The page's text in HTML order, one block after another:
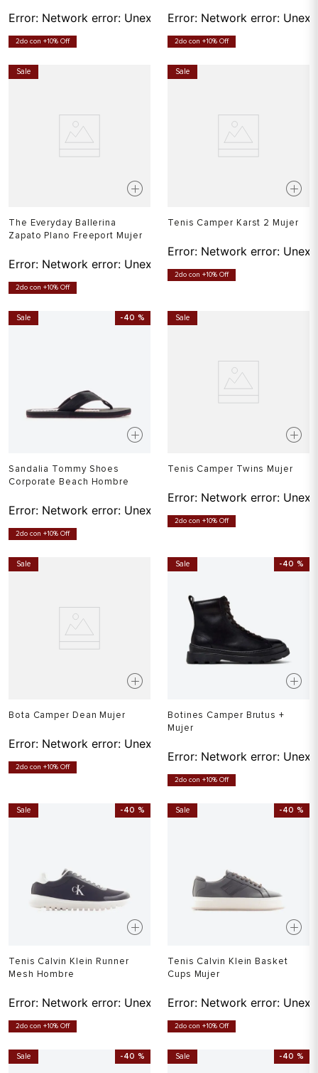
Error: Network error: Unexpected token T in JSON at
2do con +10% Off
Error: Network error:
2do con +10% Off
Sale
The Everyday Ballerina
Zapato Plano Freeport Mujer
Error: Network error: Unexpected token T in JSON at
2do con +10% Off
Sale
Tenis Camper Karst 2 Mujer
Error: Network error:
2do con +10% Off
Sale -40 %
Sandalia Tommy Shoes
Corporate Beach Hombre
Error: Network error: Unexpected token T in JSON at
2do con +10% Off
Sale
Tenis Camper Twins Mujer
Error: Network error:
2do con +10% Off
Sale
Bota Camper Dean Mujer
Error: Network error: Unexpected token T in JSON at
2do con +10% Off
Sale -40 %
Botines Camper Brutus +
Mujer
Error: Network error:
2do con +10% Off
Sale -40 %
Tenis Calvin Klein Runner
Mesh Hombre
Error: Network error: Unexpected token T in JSON at
2do con +10% Off
Sale -40 %
Tenis Calvin Klein Basket
Cups Mujer
Error: Network error:
2do con +10% Off
Sale -40 % Sale -40 %